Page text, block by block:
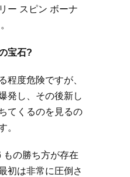
ー スピン ボーナ
宝石?
程度危険ですが、
発し、その後新し
てくるのを見るの
。
もの勝ち方が存在
初は非常に圧倒さ